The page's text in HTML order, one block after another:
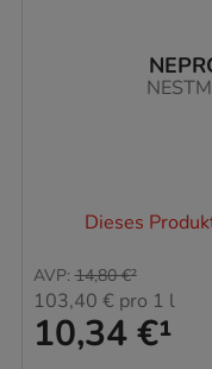
Dieses
10,34 €¹
AVP: 14,80 €²
103,40 € pro 1 l